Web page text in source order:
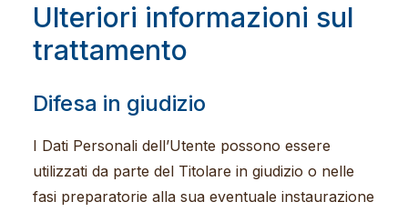
Ulteriori informazioni sul
trattamento
Difesa in giudizio
I Dati Personali dell’Utente possono essere
utilizzati da parte del Titolare in giudizio o nelle
fasi preparatorie alla sua eventuale instaurazione